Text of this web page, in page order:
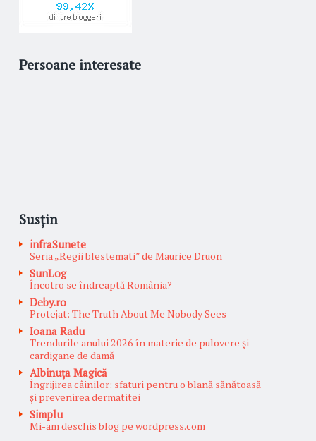
Persoane interesate
Susțin
infraSunete
Seria „Regii blestemati” de Maurice Druon
SunLog
Încotro se îndreaptă România?
Deby.ro
Protejat: The Truth About Me Nobody Sees
Ioana Radu
Trendurile anului 2026 în materie de pulovere și
cardigane de damă
Albinuţa Magică
Îngrijirea câinilor: sfaturi pentru o blană sănătoasă
și prevenirea dermatitei
Simplu
Mi-am deschis blog pe wordpress.com